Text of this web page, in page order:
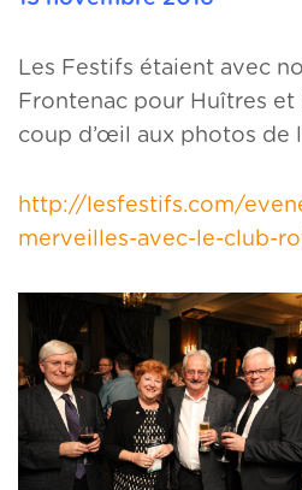
Les Festifs étaient avec
Frontenac pour Huîtres et
coup d’œil aux photos de
http://lesfestifs.com/
merveilles-avec-le-club-